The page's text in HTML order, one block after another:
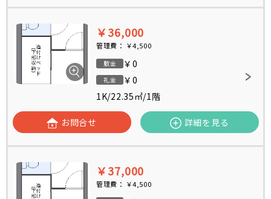
￥36,000
管理費： ￥4,500
敷金 ￥0
礼金
￥0
1K/22.35㎡/1階
お問合せ 詳細を見る
￥37,000
管理費： ￥4,500